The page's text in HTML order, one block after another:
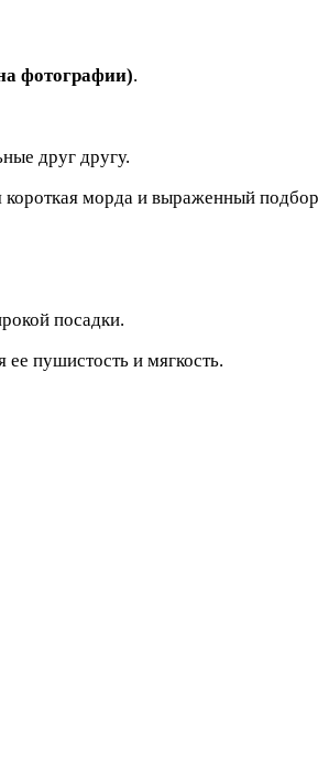
фотографии).
друг другу.
короткая морда и выраженный
посадки.
пушистость и мягкость.